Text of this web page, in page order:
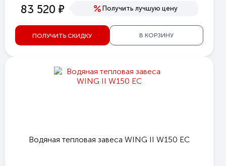
83 520 е Получить лучшую цену
ПОЛУЧИТЬ СКИДКУ В КОРЗИНУ
Водяная тепловая завеса WING II W150 EC